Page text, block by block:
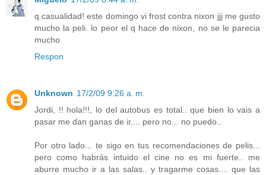
q casualidad! este domingo vi frost contra nixon jjj me gusto
mucho la peli. lo peor el q hace de nixon, no se le parecia
mucho
Respon
Unknown 17/2/09 9:26 a. m.
Jordi, !! hola!!!, lo del autobus es total.. que bien lo vais a
pasar me dan ganas de ir.... pero no... no puedo..
Por otro lado... te sigo en tus recomendaciones de pelis...
pero como habrás intuido el cine no es mi fuerte.. me
aburre mucho ir a las salas.. y tragarme cosas.... que las